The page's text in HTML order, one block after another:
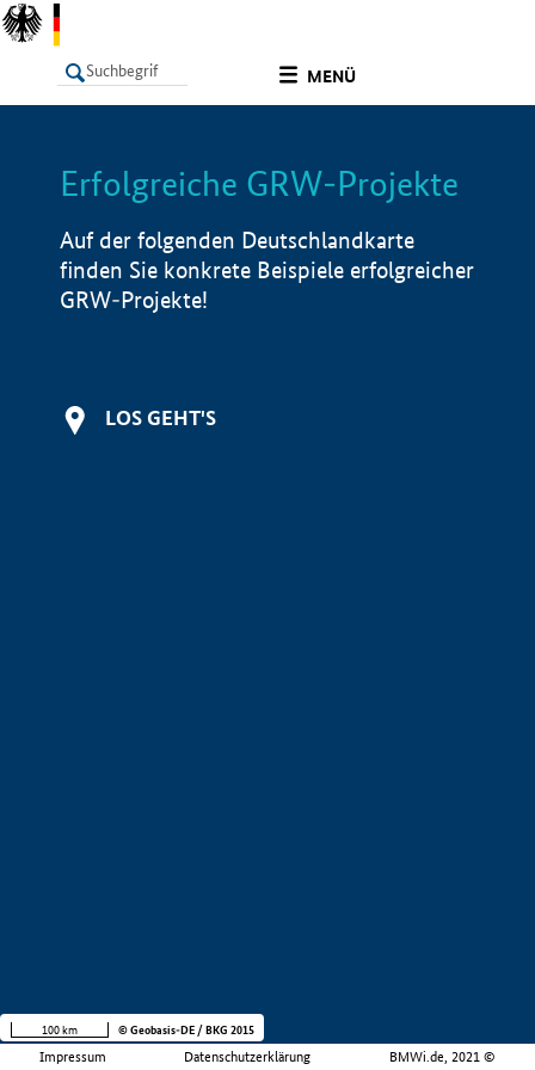
MENÜ
LISTE Info
Erfolgreiche GRW-Projekte
Auf der folgenden Deutschlandkarte
finden Sie konkrete Beispiele erfolgreicher
GRW-Projekte!
LOS GEHT'S
Impressum Datenschutzerklärung BMWi.de, 2021 ©
100 km © Geobasis-DE / BKG 2015